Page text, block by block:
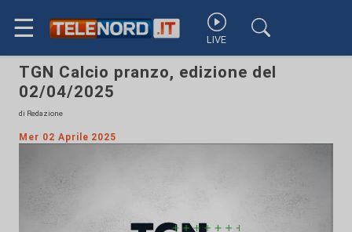
☰ LIVE
TGN Calcio pranzo, edizione del
02/04/2025
di Redazione
Mer 02 Aprile 2025